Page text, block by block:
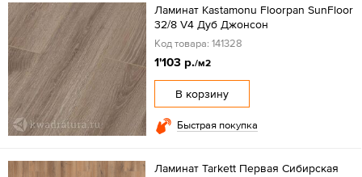
Ламинат Kastamonu Floorpan SunFloor
32/8 V4 Дуб Джонсон
Код товара: 141328
1'103 р./м2
В корзину
Быстрая покупка
Ламинат Tarkett Первая Сибирская